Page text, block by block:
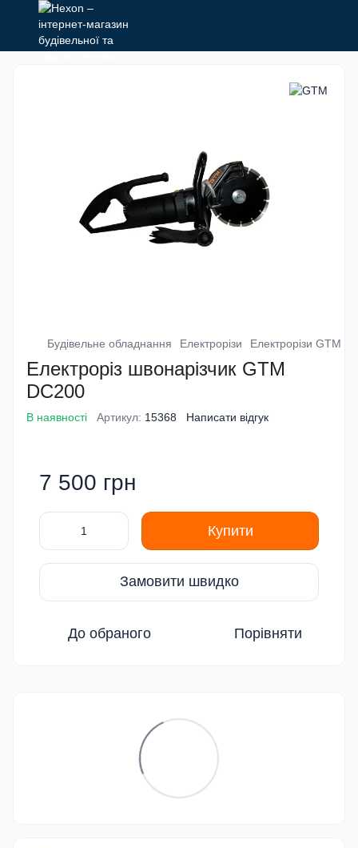
Будівельне обладнання Електрорізи Електрорізи GTM
Електроріз швонарізчик GTM
DC200
В наявності Артикул: 15368 Написати відгук
7 500 грн
Купити
Замовити швидко
До обраного Порівняти